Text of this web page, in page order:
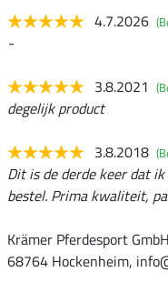
4.7.2026
-
3.8.2021
degelijk product
3.8.2018
Dit is de derde keer dat
bestel. Prima kwaliteit,
Krämer Pferdesport
68764 Hockenheim,